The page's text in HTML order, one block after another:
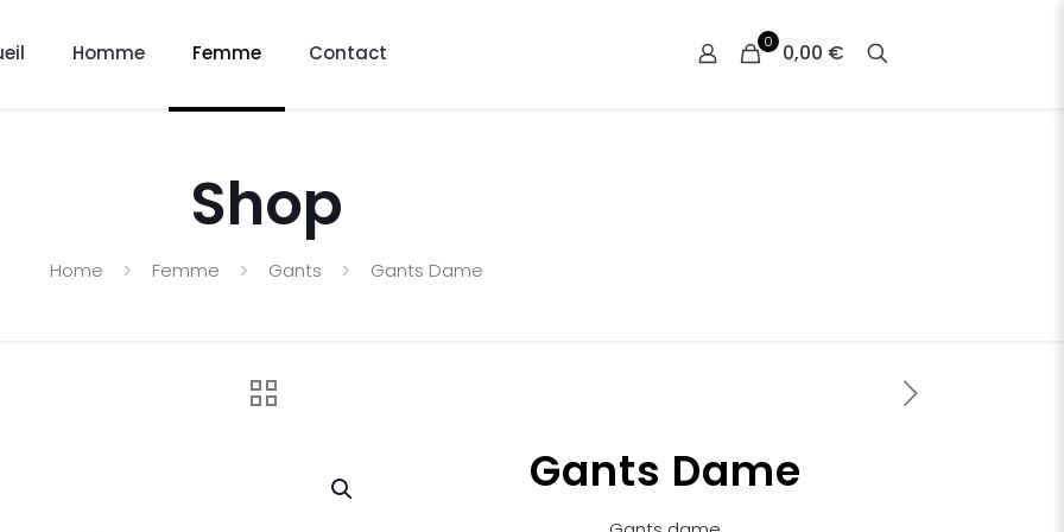
Homme Femme Contact 0 0,00 €
Shop
Home Femme Gants Gants Dame
Gants Dame